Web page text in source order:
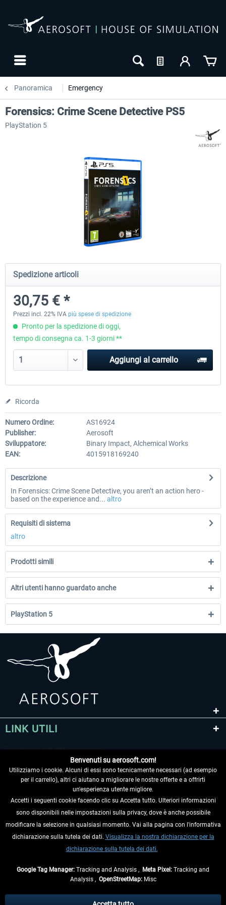
Panoramica Emergency
Emergency Call - The Firefighting
Simulation 3
23,06 € *
Global Rescue
Forensics: Crime Scene Detective PS5
PlayStation 5
Spedizione articoli
30,75 € *
Prezzi incl. 22% IVA più spese di spedizione
Pronto per la spedizione di oggi,
tempo di consegna ca. 1-3 giorni **
Aggiungi al carrello
Ricorda
Numero Ordine:
AS16924
Publisher:
Aerosoft
Sviluppatore:
Binary Impact, Alchemical Works
EAN:
4015918169240
Descrizione
In Forensics: Crime Scene Detective, you aren’t an action hero -
based on the experience and... altro
Requisiti di sistema
altro
Prodotti simili
Altri utenti hanno guardato anche
PlayStation 5
LINK UTILI
RECEDERE DAL CONTRATTO
INFORMAZIONI
eventualmente le spese di spedizione, se non diversamente descritto.
Benvenuti su aerosoft.com!
Utilizziamo i cookie. Alcuni di essi sono tecnicamente necessari (ad esempio
per il carrello), altri ci aiutano a migliorare le nostre offerte e a offrirti
un'esperienza utente migliore.
Accetti i seguenti cookie facendo clic su Accetta tutto. Ulteriori informazioni
sono disponibili nelle impostazioni sulla privacy, dove è anche possibile
modificare la selezione in qualsiasi momento. Vai alla pagina con l'informativa
dichiarazione sulla tutela dei dati. Visualizza la nostra dichiarazione per la
dichiarazione sulla tutela dei dati.
Google Tag Manager: Tracking and Analysis , Meta Pixel: Tracking and
Analysis , OpenStreetMap:Misc